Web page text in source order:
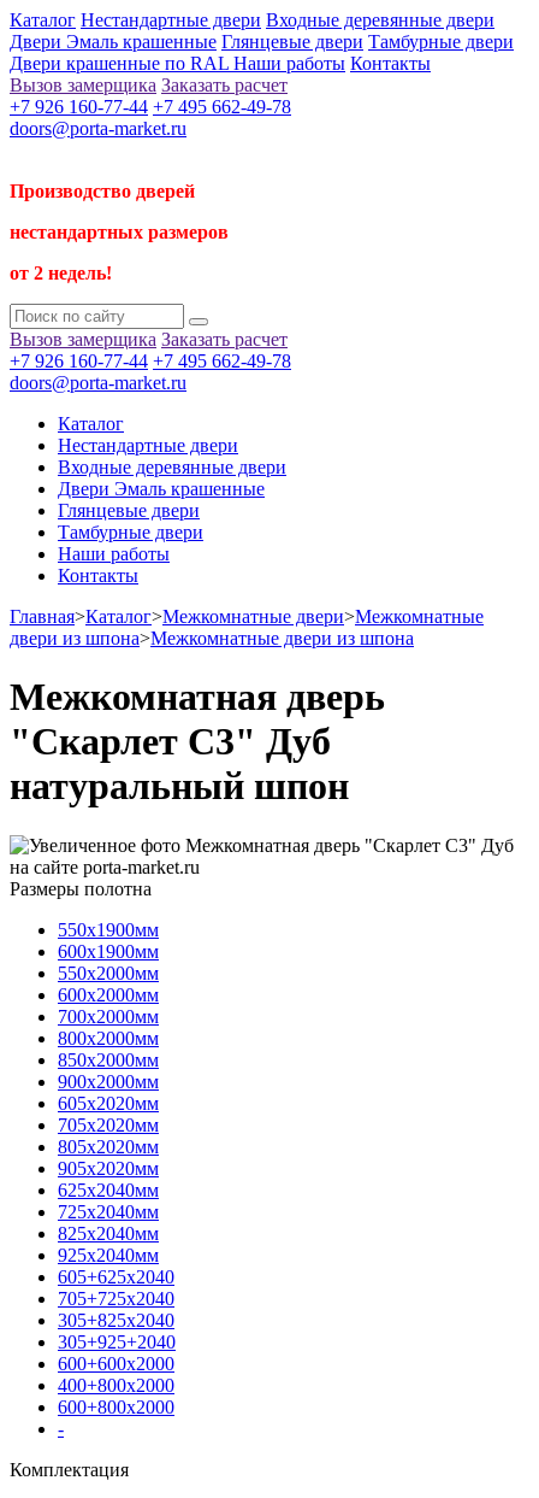
Каталог Нестандартные двери Входные деревянные двери
Двери Эмаль крашенные Глянцевые двери Тамбурные двери
Двери крашенные по RAL Наши работы Контакты
Вызов замерщика Заказать расчет
+7 926 160-77-44 +7 495 662-49-78
doors@porta-market.ru
Производство дверей
нестандартных размеров
от 2 недель!
Вызов замерщика Заказать расчет
+7 926 160-77-44 +7 495 662-49-78
doors@porta-market.ru
Каталог
Нестандартные двери
Входные деревянные двери
Двери Эмаль крашенные
Глянцевые двери
Тамбурные двери
Наши работы
Контакты
Главная>Каталог>Межкомнатные двери>Межкомнатные
двери из шпона>Межкомнатные двери из шпона
Межкомнатная дверь
"Скарлет С3" Дуб
натуральный шпон
Размеры полотна
550х1900мм
600х1900мм
550х2000мм
600х2000мм
700х2000мм
800х2000мм
850х2000мм
900х2000мм
605х2020мм
705х2020мм
805х2020мм
905х2020мм
625х2040мм
725х2040мм
825х2040мм
925х2040мм
605+625х2040
705+725х2040
305+825х2040
305+925+2040
600+600х2000
400+800х2000
600+800х2000
-
Комплектация